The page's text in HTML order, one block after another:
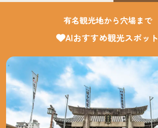
有名観光地から穴場まで
AIおすすめ観光スポット